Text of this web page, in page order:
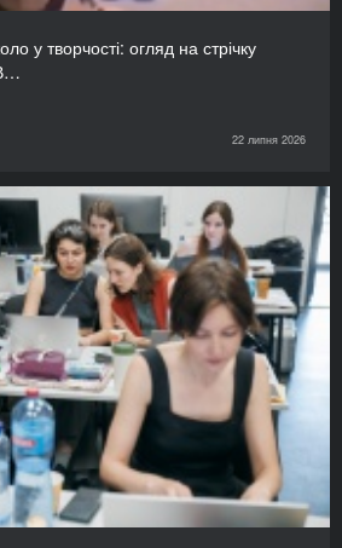
у творчості: огляд на стрічку
22 липня 2026